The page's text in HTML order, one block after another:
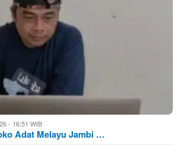
- 16:51 WIB
Adat Melayu Jambi …